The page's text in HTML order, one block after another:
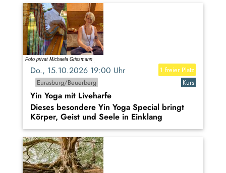
Do., 15.10.2026 19:00 Uhr
1 freier Platz
Eurasburg/Beuerberg
Kurs
Yin Yoga mit Liveharfe
Dieses besondere Yin Yoga Special bringt
Körper, Geist und Seele in Einklang